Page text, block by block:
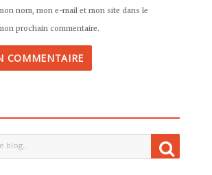
nom, mon e-mail et mon site dans le
prochain commentaire.